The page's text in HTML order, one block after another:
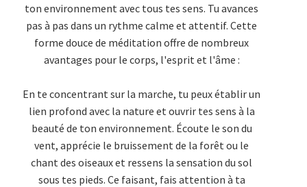
ton environnement avec tous tes sens. Tu avances
pas à pas dans un rythme calme et attentif. Cette
forme douce de méditation offre de nombreux
avantages pour le corps, l'esprit et l'âme :
En te concentrant sur la marche, tu peux établir un
lien profond avec la nature et ouvrir tes sens à la
beauté de ton environnement. Écoute le son du
vent, apprécie le bruissement de la forêt ou le
chant des oiseaux et ressens la sensation du sol
sous tes pieds. Ce faisant, fais attention à ta